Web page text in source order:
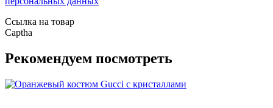
Ссылка на товар
Captha
Рекомендуем посмотреть